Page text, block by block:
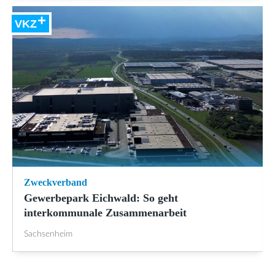
VKZ
Zweckverband
Gewerbepark Eichwald: So geht
interkommunale Zusammenarbeit
Sachsenheim